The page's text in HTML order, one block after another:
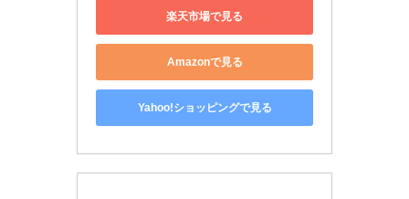
楽天市場で見る
Amazonで見る
Yahoo!ショッピングで見る